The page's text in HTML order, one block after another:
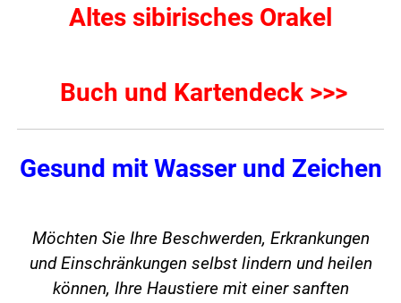
Altes sibirisches Orakel
Buch und Kartendeck >>>
Gesund mit Wasser und Zeichen
Möchten Sie Ihre Beschwerden, Erkrankungen
und Einschränkungen selbst lindern und heilen
können, Ihre Haustiere mit einer sanften